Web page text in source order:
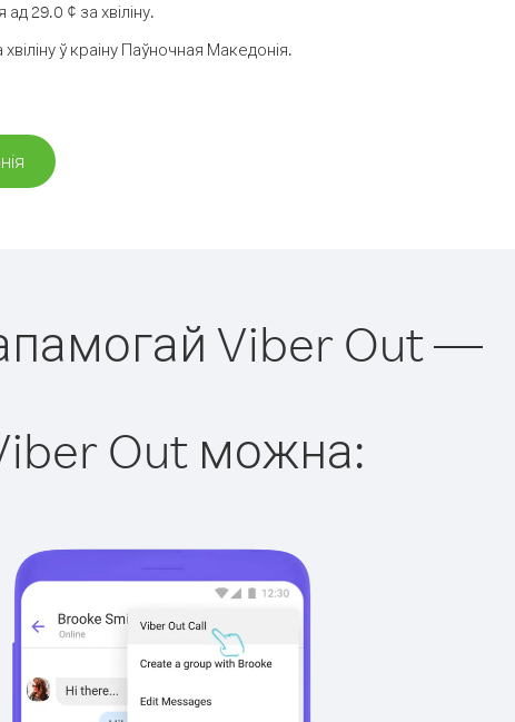
29.0 ¢ за хвіліну.
ў краіну Паўночная Македонія.
Viber Out —
Out можна: